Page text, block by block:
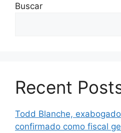
Buscar
Recent
Todd Blanche,
confirmado como fiscal